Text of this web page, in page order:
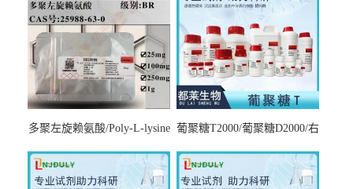
多聚左旋赖氨酸/Poly-L-lysine
7000，分子量7000-15000，分
葡聚糖T2000/葡聚糖D2000/右